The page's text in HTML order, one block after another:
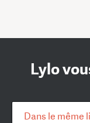
Lylo
Dans le même